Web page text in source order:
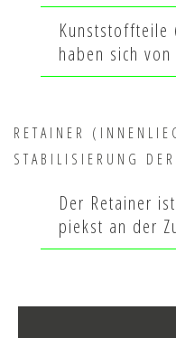
Kunststoffteile
haben sich
RETAINER
STABILISIERUNG
Der Retainer
piekst an der